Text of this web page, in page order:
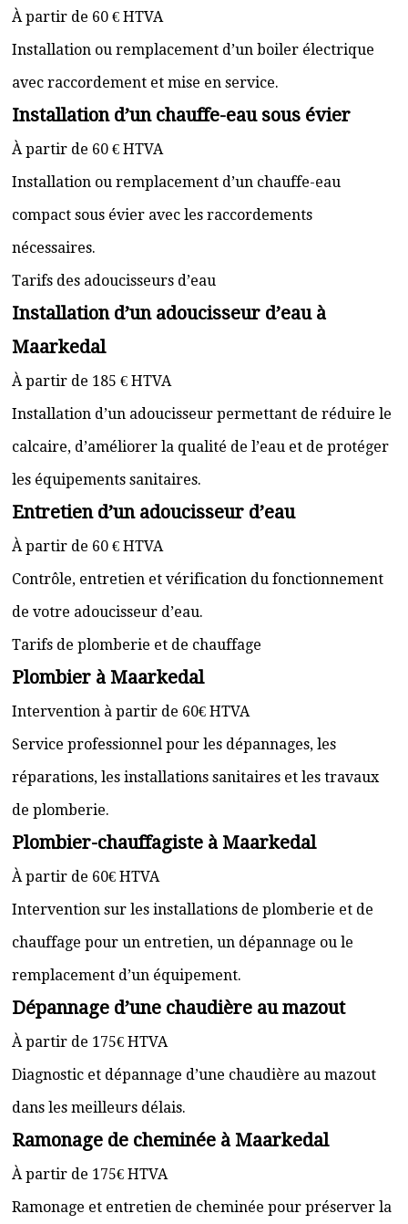
À partir de 60 € HTVA
Installation ou remplacement d’un boiler électrique
avec raccordement et mise en service.
Installation d’un chauffe-eau sous évier
À partir de 60 € HTVA
Installation ou remplacement d’un chauffe-eau
compact sous évier avec les raccordements
nécessaires.
Tarifs des adoucisseurs d’eau
Installation d’un adoucisseur d’eau à
Maarkedal
À partir de 185 € HTVA
Installation d’un adoucisseur permettant de réduire le
calcaire, d’améliorer la qualité de l’eau et de protéger
les équipements sanitaires.
Entretien d’un adoucisseur d’eau
À partir de 60 € HTVA
Contrôle, entretien et vérification du fonctionnement
de votre adoucisseur d’eau.
Tarifs de plomberie et de chauffage
Plombier à Maarkedal
Intervention à partir de 60€ HTVA
Service professionnel pour les dépannages, les
réparations, les installations sanitaires et les travaux
de plomberie.
Plombier-chauffagiste à Maarkedal
À partir de 60€ HTVA
Intervention sur les installations de plomberie et de
chauffage pour un entretien, un dépannage ou le
remplacement d’un équipement.
Dépannage d’une chaudière au mazout
À partir de 175€ HTVA
Diagnostic et dépannage d’une chaudière au mazout
dans les meilleurs délais.
Ramonage de cheminée à Maarkedal
À partir de 175€ HTVA
Ramonage et entretien de cheminée pour préserver la